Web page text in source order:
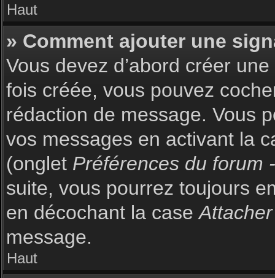
Haut
» Comment ajouter une
Vous devez d’abord créer
fois créée, vous pouvez
rédaction de message. Vous
vos messages en activant la
(onglet Préférences du forum
suite, vous pourrez toujours
en décochant la case
message.
Haut